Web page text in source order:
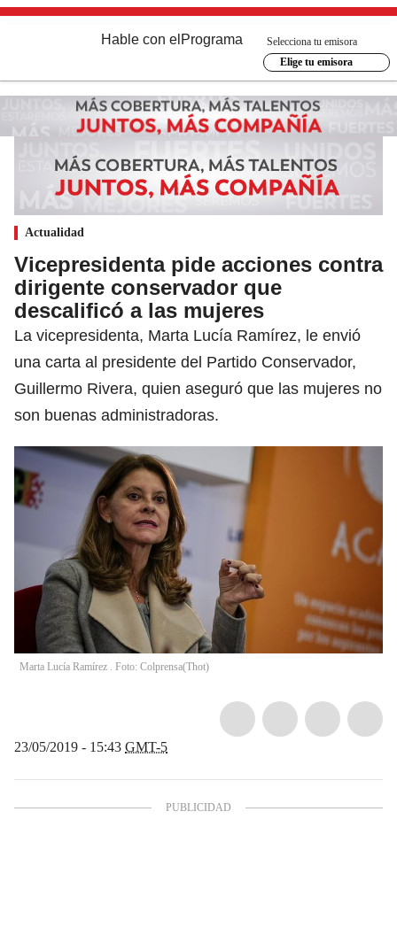
Hable con el Programa
Selecciona tu emisora
Elige tu emisora
Actualidad
Vicepresidenta pide acciones contra
dirigente conservador que
descalificó a las mujeres
La vicepresidenta, Marta Lucía Ramírez, le envió
una carta al presidente del Partido Conservador,
Guillermo Rivera, quien aseguró que las mujeres no
son buenas administradoras.
Marta Lucía Ramírez . Foto: Colprensa(Thot)
23/05/2019 - 15:43 GMT-5